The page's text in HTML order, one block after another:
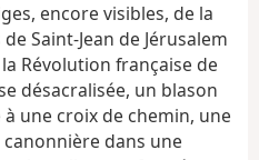
g
a
t
i
encore visibles, de la
Saint-Jean de Jérusalem
Révolution française de
désacralisée, un blason
une croix de chemin, une
dans une